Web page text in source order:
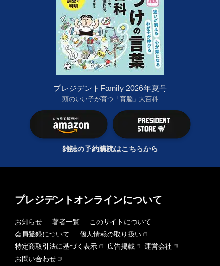
プレジデントFamily 2026年夏号
頭のいい子が育つ「育脳」大百科
雑誌の予約購読はこちらから
プレジデントオンラインについて
お知らせ 著者一覧
このサイトについて
会員登録について
個人情報の取り扱い
特定商取引法に基づく表示
広告掲載
運営会社
お問い合わせ